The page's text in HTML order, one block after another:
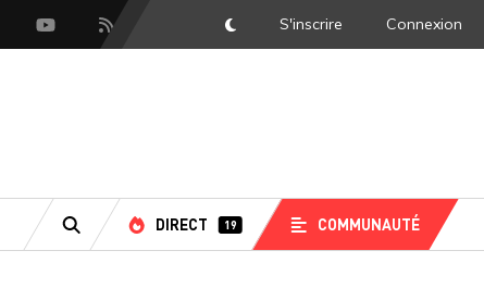
YoutubeFlux RSS DarkMode
S'inscrire Connexion
RECHERCHE
DIRECT 19 COMMUNAUTÉ